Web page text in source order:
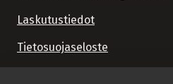
Laskutustiedot
Tietosuojaseloste